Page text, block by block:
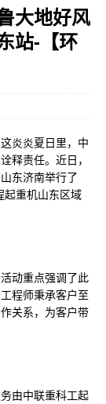
大地好风
站-【环
炎炎夏日里，中
释责任。近日，
东济南举行了
重机山东区域
动重点强调了此
程师秉承客户至
关系，为客户带
由中联重科工起